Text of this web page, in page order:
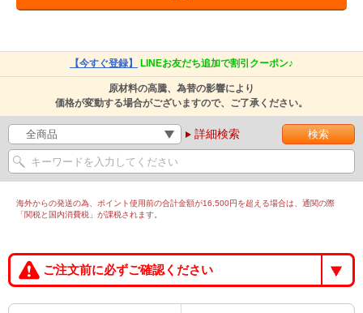
【今すぐ登録】 LINEお友だち追加で割引クーポン♪
原材料の高騰、為替の影響により
価格が変動する場合がございますので、ご了承ください。
詳細検索
海外からの発送の為、ポイント使用前の合計金額が16,500円を超える場合は、通関の際
「関税と国内消費税」が課税されます。
ご注文前に必ずご確認ください